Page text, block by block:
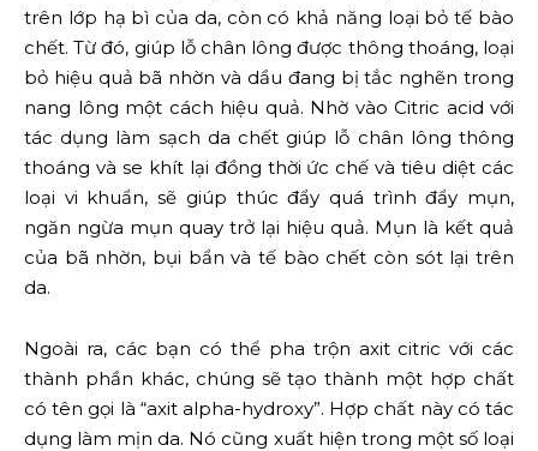
trên lớp hạ bì của da, còn có khả năng loại bỏ tế bào
chết. Từ đó, giúp lỗ chân lông được thông thoáng, loại
bỏ hiệu quả bã nhờn và dầu đang bị tắc nghẽn trong
nang lông một cách hiệu quả. Nhờ vào Citric acid với
tác dụng làm sạch da chết giúp lỗ chân lông thông
thoáng và se khít lại đồng thời ức chế và tiêu diệt các
loại vi khuẩn, sẽ giúp thúc đẩy quá trình đẩy mụn,
ngăn ngừa mụn quay trở lại hiệu quả. Mụn là kết quả
của bã nhờn, bụi bẩn và tế bào chết còn sót lại trên
da.
Ngoài ra, các bạn có thể pha trộn axit citric với các
thành phần khác, chúng sẽ tạo thành một hợp chất
có tên gọi là “axit alpha-hydroxy”. Hợp chất này có tác
dụng làm mịn da. Nó cũng xuất hiện trong một số loại